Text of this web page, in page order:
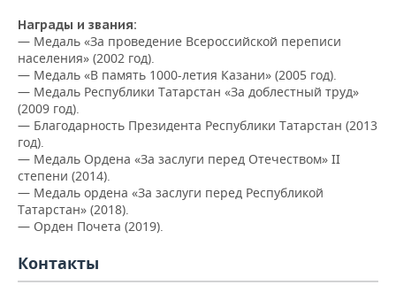
ХОККЕЙ С МЯЧОМ
ПРОИСШЕСТВИЯ
Награды и звания:
— Медаль «За проведение Всероссийской переписи
населения» (2002 год).
— Медаль «В память 1000-летия Казани» (2005 год).
— Медаль Республики Татарстан «За доблестный труд»
(2009 год).
— Благодарность Президента Республики Татарстан (2013
год).
— Медаль Ордена «За заслуги перед Отечеством» II
степени (2014).
— Медаль ордена «За заслуги перед Республикой
Татарстан» (2018).
— Орден Почета (2019).
Контакты